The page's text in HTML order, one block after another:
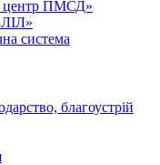
центр ПМСД»
система
благоустрій